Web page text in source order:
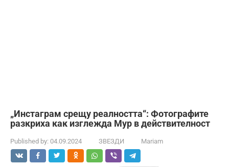
„Инстаграм срещу реалността“: Фотографите
разкриха как изглежда Мур в действителност
Published by: 04.09.2024 ЗВЕЗДИ Mariam